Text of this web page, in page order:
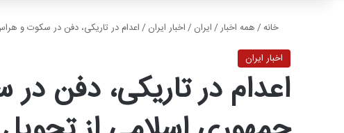
خانه/همه اخبار/ایران /اخبار ایران /اعدام در تاریکی، دفن در سکوت و
اخبار ایران
اعدام در تاریکی، دفن